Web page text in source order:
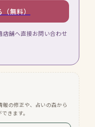
無料）
店舗へ直接お問い合わせ
報の修正や、占いの森から
きます。